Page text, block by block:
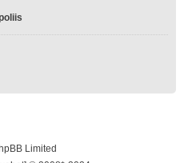
Limited